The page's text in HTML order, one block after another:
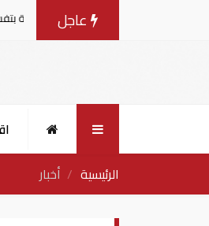
عاجل
من منتجات الخس المرتبطة بتفشي داء
الرئيسية
أخبار